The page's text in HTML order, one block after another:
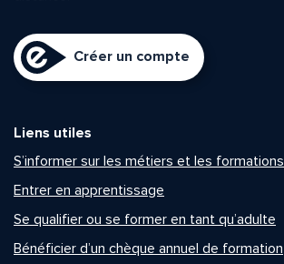
Créer un compte
Liens utiles
S’informer sur les métiers et les formations
Entrer en apprentissage
Se qualifier ou se former en tant qu’adulte
Bénéficier d’un chèque annuel de formation